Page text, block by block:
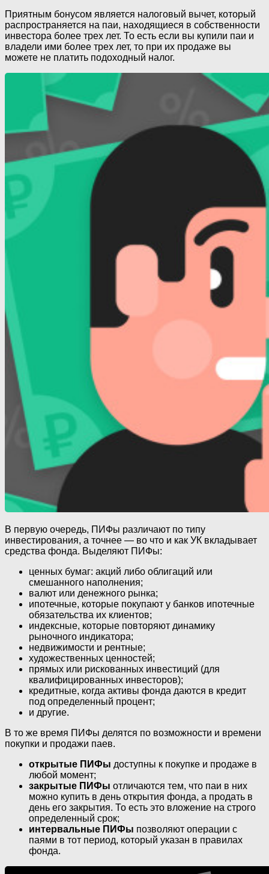
Приятным бонусом является налоговый вычет, который
распространяется на паи, находящиеся в собственности
инвестора более трех лет. То есть если вы купили паи и
владели ими более трех лет, то при их продаже вы
можете не платить подоходный налог.
В первую очередь, ПИФы различают по типу
инвестирования, а точнее — во что и как УК вкладывает
средства фонда. Выделяют ПИФы:
ценных бумаг: акций либо облигаций или
смешанного наполнения;
валют или денежного рынка;
ипотечные, которые покупают у банков ипотечные
обязательства их клиентов;
индексные, которые повторяют динамику
рыночного индикатора;
недвижимости и рентные;
художественных ценностей;
прямых или рискованных инвестиций (для
квалифицированных инвесторов);
кредитные, когда активы фонда даются в кредит
под определенный процент;
и другие.
В то же время ПИФы делятся по возможности и времени
покупки и продажи паев.
открытые ПИФы доступны к покупке и продаже в
любой момент;
закрытые ПИФы отличаются тем, что паи в них
можно купить в день открытия фонда, а продать в
день его закрытия. То есть это вложение на строго
определенный срок;
интервальные ПИФы позволяют операции с
паями в тот период, который указан в правилах
фонда.